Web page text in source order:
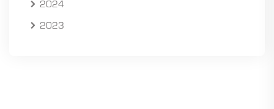
2024
2023